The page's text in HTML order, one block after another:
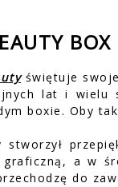
świętuje
lat i wielu
boxie. Oby
a w
do